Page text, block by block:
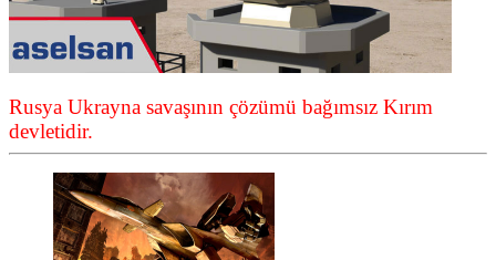
Rusya Ukrayna savaşının çözümü bağımsız Kırım
devletidir.